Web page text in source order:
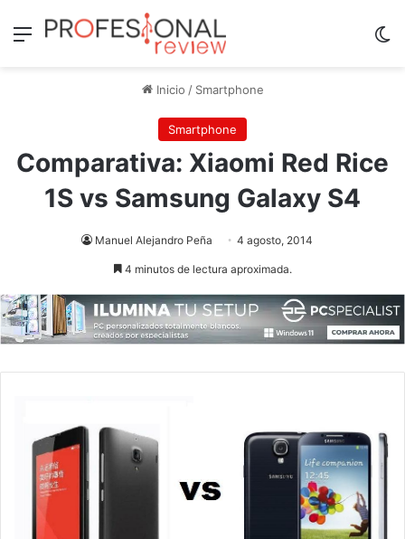
Menú
Inicio / Smartphone
Smartphone
Comparativa: Xiaomi Red Rice
1S vs Samsung Galaxy S4
Manuel Alejandro Peña 4 agosto, 2014
4 minutos de lectura aproximada.